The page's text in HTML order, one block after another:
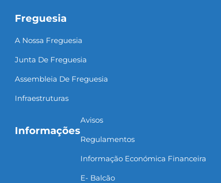
Freguesia
A Nossa Freguesia
Junta De Freguesia
Assembleia De Freguesia
Infraestruturas
Informações
Avisos
Regulamentos
Informação Económica Financeira
E- Balcão